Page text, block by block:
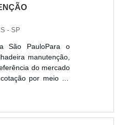
- SP
São PauloPara o
manutenção,
do mercado
por meio da
a sofisticação,
só lugar.Quando a
proteção com